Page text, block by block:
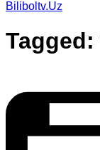
Biliboltv.Uz
Tagged: